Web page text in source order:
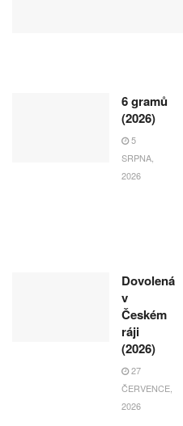
6 gramů
(2026)
5
SRPNA,
2026
Dovolená
v
Českém
ráji
(2026)
27
ČERVENCE,
2026